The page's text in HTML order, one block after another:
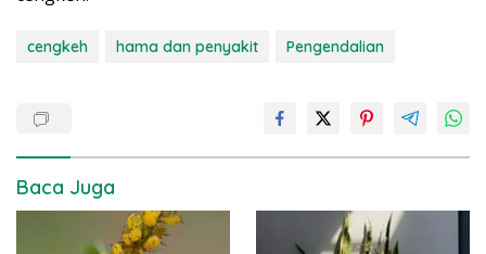
cengkeh hama dan penyakit Pengendalian
Baca Juga